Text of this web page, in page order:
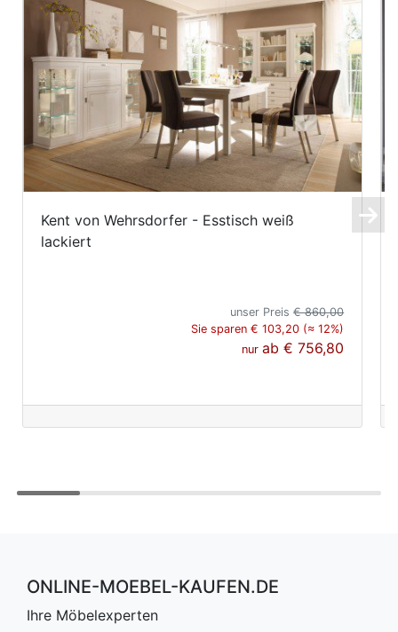
Kent von Wehrsdorfer - Esstisch weiß
lackiert
unser Preis€ 860,00
Sie sparen € 103,20 (≈ 12%)
nurab€ 756,80
ONLINE-MOEBEL-KAUFEN.DE
Ihre Möbelexperten